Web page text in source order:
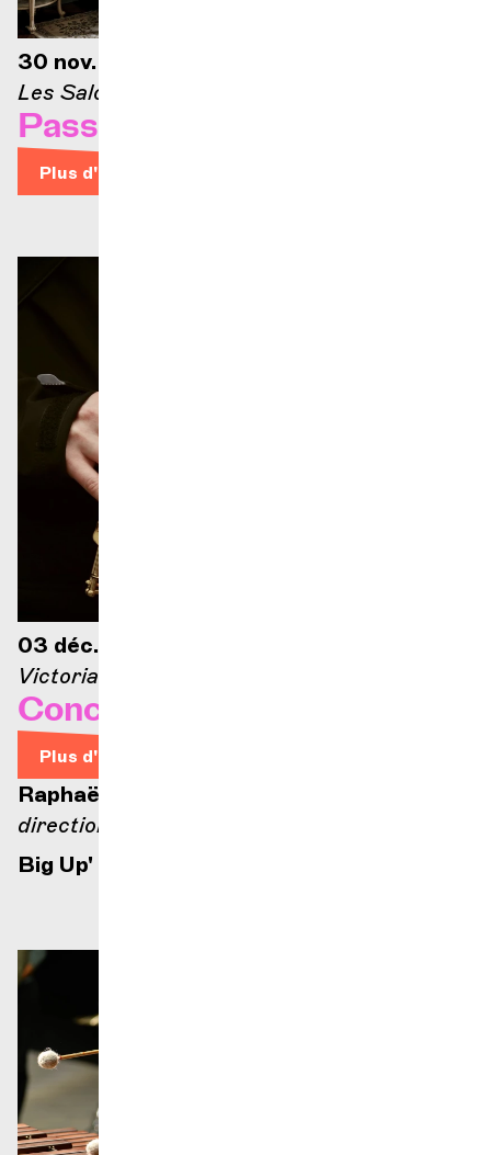
30 nov. 2026 — 12h30
Les Salons
Passons aux Salons #3
Plus d'infos
03 déc. 2026 — 19h30
Victoria Hall
Concert de Noël – POP !
Plus d'infos
Raphaël Merlin
direction
Big Up' Band